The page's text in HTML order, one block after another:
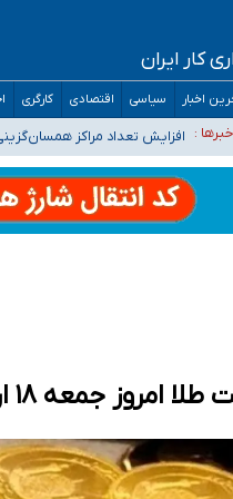
کار ایران
اخبار سیاسی اقتصادی کارگری
:
حریم خصوصی در فضای آنلاین
از ترس رسواییافزایش تعداد مراکز همسان‌گزینی به ۲۳۰ مرکز/ بررسی صلاحیت و نظارت‌ها به سازمان تبلیغات
درباره ظرفیت پزشکی کنکور ۱۴۰۵: خواستار اصلاح ظرفیت‌ها هستیم، اما هنوز پاسخ مشخصی
آزمون ورودی دکترای تخصصی
۱۸ اردیبهشت ۱۴۰۵ + جدول